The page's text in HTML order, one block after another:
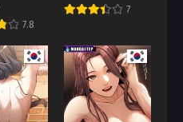
กันยายน 7, 2025
ตอนที่ 20
กันยายน 7, 2025
ตอนที่ 18
7.8
7